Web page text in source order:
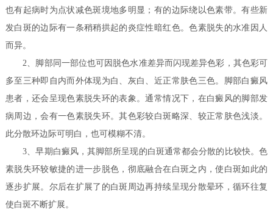
也有起病时为点状减色斑境地多明显；有的边际绕以色素带。有些新
发白斑的边际有一条稍稍拱起的炎症性暗红色。色素脱失的水准因人
而异。
2、脚部同一部位也可因脱色水准差异而闪现差异色彩，其色彩可
多至三种即自内而外体现为白、灰白、近正常肤色三色。脚部白癜风
患者，还会呈现色素脱失环的表象。通常情况下，在白癜风的脚部发
病周边，会有一色素脱失环。其色彩较白斑略深、较正常肤色浅淡。
此分散环边际可明白，也可模糊不清。
3、早期白癜风，其脚部所呈现的白斑通常都会分散的比较快。色
素脱失环较敏捷的进一步脱色，彻底融合在白斑之内，使白斑如此的
逐步扩展。尔后在扩展了的白斑周边再持续呈现分散晕环，循环往复
使白斑不断扩展。